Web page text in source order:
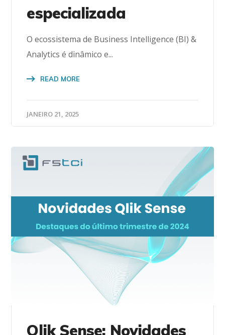
especializada
O ecossistema de Business Intelligence (BI) &
Analytics é dinâmico e...
READ MORE
JANEIRO 21, 2025
Qlik Sense: Novidades